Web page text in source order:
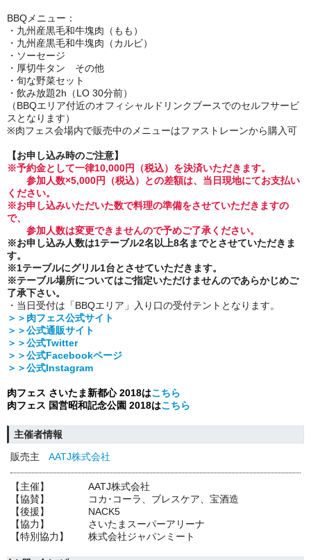
BBQメニュー：
・九州産黒毛和牛塊肉（もも）
・九州産黒毛和牛塊肉（カルビ）
・ソーセージ
・厚切牛タン その他
・旬な野菜セット
・飲み放題2h（LO 30分前）
（BBQエリア付近のオフィシャルドリンクブースでのセルフサービ
スとなります）
※肉フェス会場内で販売中のメニューはファストレーンから購入可
【お申し込み時のご注意】
※予約金として一律10,000円（税込）を決済いただきます。
参加人数×5,000円（税込）との差額は、当日現地にてお支払い
ください。
※お申し込みいただいた数で料理の準備をさせていただきますの
で、
参加人数は変更できませんので予めご了承ください。
※お申し込み人数は1テーブル2名以上8名までとさせていただきま
す。
※1テーブルにグリル1台とさせていただきます。
※テーブル場所についてはご指定いただけませんのであらかじめご
了承下さい。
・当日受付は「BBQエリア」入り口の受付テントとなります。
＞＞肉フェス公式サイト
＞＞公式通販サイト
＞＞公式Twitter
＞＞公式Facebookページ
＞＞公式Instagram
肉フェス さいたま新都心 2018はこちら
肉フェス 国営昭和記念公園 2018はこちら
主催者情報
販売主
AATJ株式会社
【主催】 AATJ株式会社
【協賛】 コカ･コーラ、ブレスケア、宝酒造
【後援】 NACK5
【協力】 さいたまスーパーアリーナ
【特別協力】 株式会社ジャパンミート